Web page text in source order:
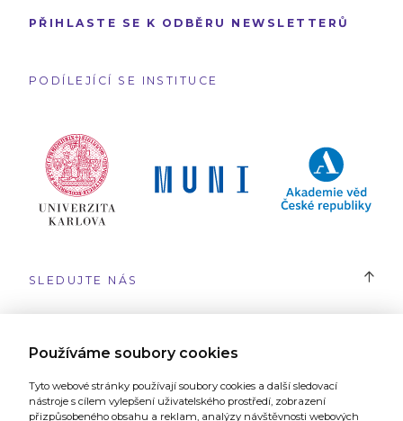
Používáme soubory cookies
Tyto webové stránky používají soubory cookies a další sledovací
nástroje s cílem vylepšení uživatelského prostředí, zobrazení
přizpůsobeného obsahu a reklam, analýzy návštěvnosti webových
PŘIHLASTE SE K ODBĚRU NEWSLETTERŮ
SLEDUJTE NÁS
#SYRI
PODÍLEJÍCÍ SE INSTITUCE